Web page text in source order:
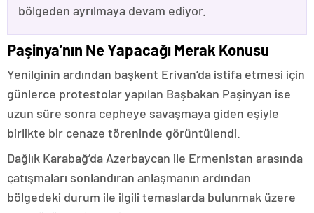
bölgeden ayrılmaya devam ediyor.
Paşinya’nın Ne Yapacağı Merak Konusu
Yenilginin ardından başkent Erivan’da istifa etmesi için
günlerce protestolar yapılan Başbakan Paşinyan ise
uzun süre sonra cepheye savaşmaya giden eşiyle
birlikte bir cenaze töreninde görüntülendi.
Dağlık Karabağ’da Azerbaycan ile Ermenistan arasında
çatışmaları sonlandıran anlaşmanın ardından
bölgedeki durum ile ilgili temaslarda bulunmak üzere